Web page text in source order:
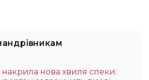
нова хвиля спеки: